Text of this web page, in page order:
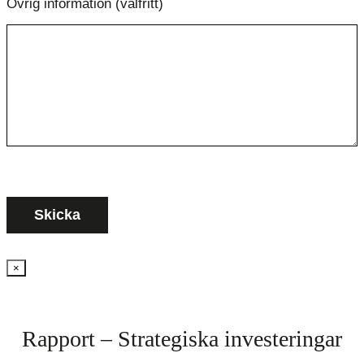
Övrig information (valfritt)
×
Rapport – Strategiska investeringar